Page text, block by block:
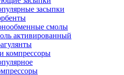
засыпки
смолы
активированный
компрессоры